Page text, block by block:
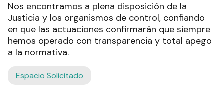
Nos encontramos a plena disposición de la
Justicia y los organismos de control, confiando
en que las actuaciones confirmarán que siempre
hemos operado con transparencia y total apego
a la normativa.
Espacio Solicitado